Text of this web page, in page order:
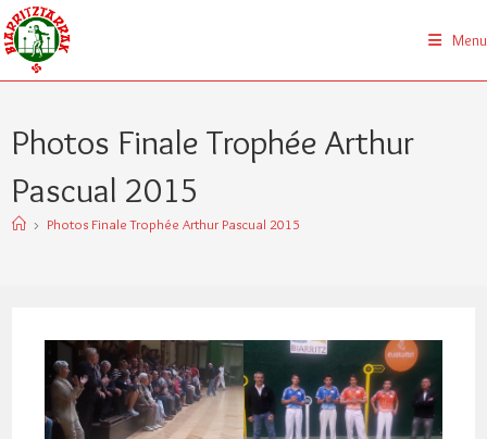
Skip
to
content
Menu
Photos Finale Trophée Arthur
Pascual 2015
> Photos Finale Trophée Arthur Pascual 2015